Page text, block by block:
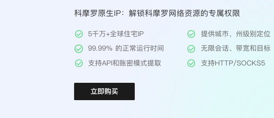
科摩罗原生IP：解锁科摩罗网络资源的专属权限
5千万+全球住宅IP
提供城市、州级别定位
99.99% 的正常运行时间
无限会话、带宽和目标
支持API和账密模式提取
支持HTTP/SOCKS5
立即购买